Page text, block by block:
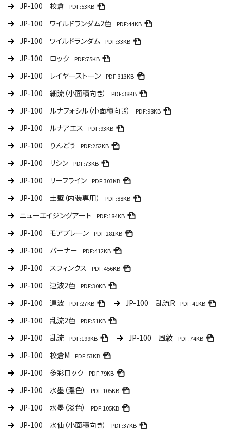
JP-100 校倉 PDF:53KB
JP-100 ワイルドランダム2色 PDF:44KB
JP-100 ワイルドランダム PDF:33KB
JP-100 ロック PDF:75KB
JP-100 レイヤーストーン PDF:313KB
JP-100 細流（小面積向き） PDF:38KB
JP-100 ルナフォシル（小面積向き） PDF:98KB
JP-100 ルナアエス PDF:93KB
JP-100 りんどう PDF:252KB
JP-100 リシン PDF:73KB
JP-100 リーフライン PDF:303KB
JP-100 土壁（内装専用） PDF:88KB
ニューエイジングアート PDF:184KB
JP-100 モアプレーン PDF:281KB
JP-100 バーナー PDF:412KB
JP-100 スフィンクス PDF:456KB
JP-100 連波2色 PDF:30KB
JP-100 連波 PDF:27KB JP-100 乱流R PDF:41KB
JP-100 乱流2色 PDF:51KB
JP-100 乱流 PDF:199KB JP-100 風紋 PDF:74KB
JP-100 校倉M PDF:53KB
JP-100 多彩ロック PDF:79KB
JP-100 水墨（濃色） PDF:105KB
JP-100 水墨（淡色） PDF:105KB
JP-100 水仙（小面積向き） PDF:37KB